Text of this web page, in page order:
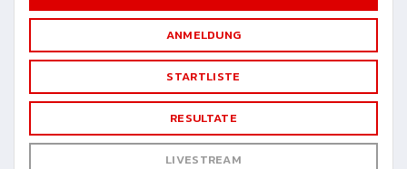
ANMELDUNG
STARTLISTE
RESULTATE
LIVESTREAM